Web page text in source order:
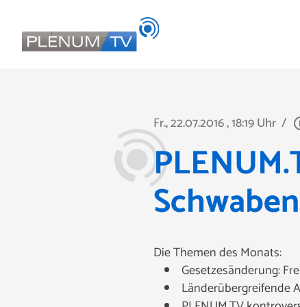
Fr., 22.07.2016, 18:19 Uhr /
Schwaben
Die Themen des Monats:
Gesetzesänderung:
Länderübergreifende